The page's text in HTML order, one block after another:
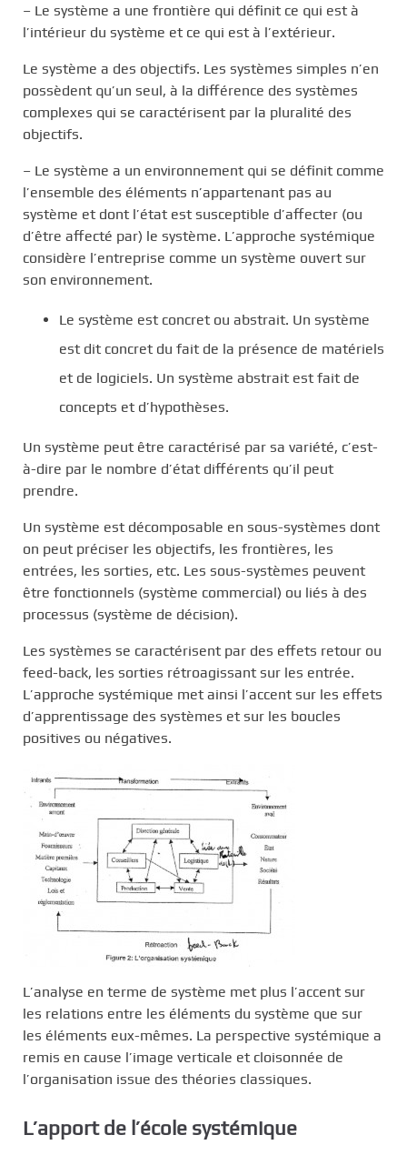
– Le système a une frontière qui définit ce qui est à
l’intérieur du système et ce qui est à l’extérieur.
Le système a des objectifs. Les systèmes simples n’en
possèdent qu’un seul, à la différence des systèmes
complexes qui se caractérisent par la pluralité des
objectifs.
– Le système a un environnement qui se définit comme
l’ensemble des éléments n’appartenant pas au
système et dont l’état est susceptible d’affecter (ou
d’être affecté par) le système. L’approche systémique
considère l’entreprise comme un système ouvert sur
son environnement.
Le système est concret ou abstrait. Un système
est dit concret du fait de la présence de matériels
et de logiciels. Un système abstrait est fait de
concepts et d’hypothèses.
Un système peut être caractérisé par sa variété, c’est-
à-dire par le nombre d’état différents qu’il peut
prendre.
Un système est décomposable en sous-systèmes dont
on peut préciser les objectifs, les frontières, les
entrées, les sorties, etc. Les sous-systèmes peuvent
être fonctionnels (système commercial) ou liés à des
processus (système de décision).
Les systèmes se caractérisent par des effets retour ou
feed-back, les sorties rétroagissant sur les entrée.
L’approche systémique met ainsi l’accent sur les effets
d’apprentissage des systèmes et sur les boucles
positives ou négatives.
L’analyse en terme de système met plus l’accent sur
les relations entre les éléments du système que sur
les éléments eux-mêmes. La perspective systémique a
remis en cause l’image verticale et cloisonnée de
l’organisation issue des théories classiques.
L’apport de l’école systémique